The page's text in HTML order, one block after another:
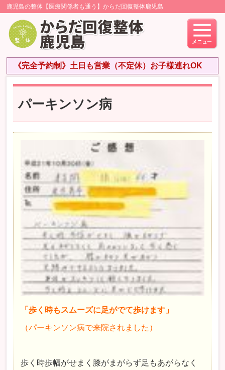
鹿児島の整体【医療関係者も通う】からだ回復整体鹿児島
《完全予約制》土日も営業（不定休）お子様連れOK
パーキンソン病
「歩く時もスムーズに足がでて歩けます」
（パーキンソン病で来院されました）
歩く時歩幅がせまく膝がまがらず足もあがらなく